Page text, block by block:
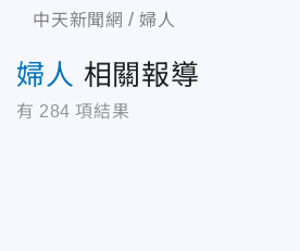
中天新聞網 婦人
婦人 相關報導
有 284 項結果